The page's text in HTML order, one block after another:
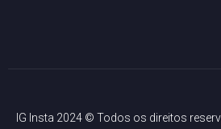
IG Insta 2024 © Todos os direitos